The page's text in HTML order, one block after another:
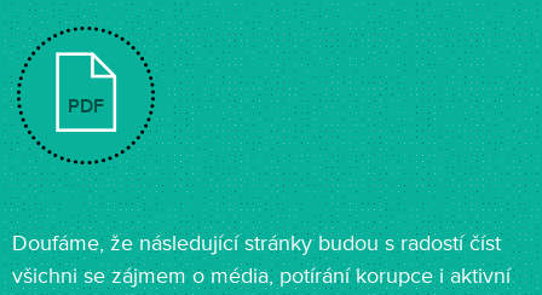
PDF
Doufáme, že následující stránky budou s radostí číst
všichni se zájmem o média, potírání korupce i aktivní